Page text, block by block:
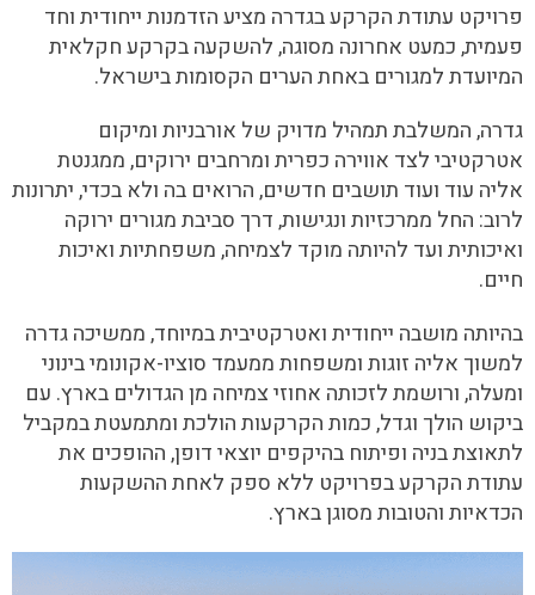
פרויקט עתודת הקרקע בגדרה מציע הזדמנות ייחודית וחד
פעמית, כמעט אחרונה מסוגה, להשקעה בקרקע חקלאית
המיועדת למגורים באחת הערים הקסומות בישראל.
גדרה, המשלבת תמהיל מדויק של אורבניות ומיקום
אטרקטיבי לצד אווירה כפרית ומרחבים ירוקים, ממגנטת
אליה עוד ועוד תושבים חדשים, הרואים בה ולא בכדי, יתרונות
לרוב: החל ממרכזיות ונגישות, דרך סביבת מגורים ירוקה
ואיכותית ועד להיותה מוקד לצמיחה, משפחתיות ואיכות
חיים.
בהיותה מושבה ייחודית ואטרקטיבית במיוחד, ממשיכה גדרה
למשוך אליה זוגות ומשפחות ממעמד סוציו-אקונומי בינוני
ומעלה, ורושמת לזכותה אחוזי צמיחה מן הגדולים בארץ. עם
ביקוש הולך וגדל, כמות הקרקעות הולכת ומתמעטת במקביל
לתאוצת בניה ופיתוח בהיקפים יוצאי דופן, ההופכים את
עתודת הקרקע בפרויקט ללא ספק לאחת ההשקעות
הכדאיות והטובות מסוגן בארץ.